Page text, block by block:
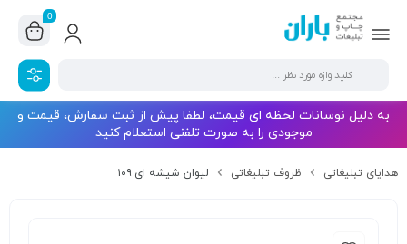
0
به دلیل نوسانات لحظه ای قیمت، لطفا پیش از ثبت سفارش، قیمت و
موجودی را به صورت تلفنی استعلام کنید
هدایای تبلیغاتی ظروف تبلیغاتی لیوان شیشه ای ۱۰۹